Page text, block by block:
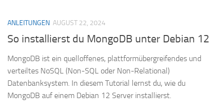
ANLEITUNGEN AUGUST 22, 2024
So installierst du MongoDB unter Debian 12
MongoDB ist ein quelloffenes, plattformübergreifendes und
verteiltes NoSQL (Non-SQL oder Non-Relational)
Datenbanksystem. In diesem Tutorial lernst du, wie du
MongoDB auf einem Debian 12 Server installierst.